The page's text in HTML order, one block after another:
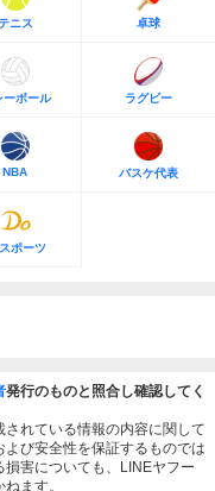
ニス 卓球
ーボール ラグビー
NBA バスケ代表
ポーツ
発行のものと照合し確認してく
れている情報の内容に関して
び安全性を保証するものでは
害についても、LINEヤフー
ます。